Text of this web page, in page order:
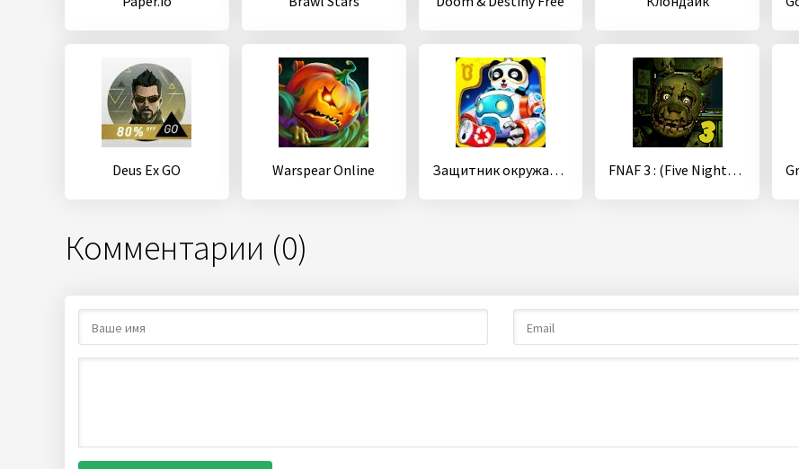
Deus Ex GO Warspear Online Защитник окружающей среды FNAF 3 : (Five Nights at Freddy)
Комментарии (0)